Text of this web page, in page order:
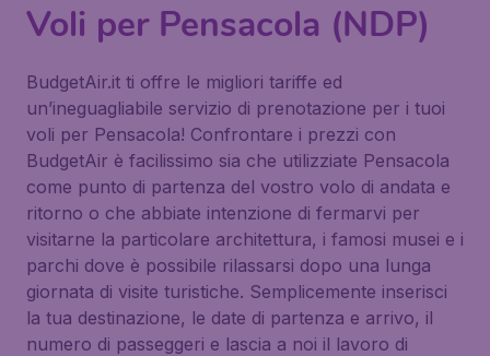
Voli per Pensacola (NDP)
BudgetAir.it ti offre le migliori tariffe ed
un’ineguagliabile servizio di prenotazione per i tuoi
voli per Pensacola! Confrontare i prezzi con
BudgetAir è facilissimo sia che utilizziate Pensacola
come punto di partenza del vostro volo di andata e
ritorno o che abbiate intenzione di fermarvi per
visitarne la particolare architettura, i famosi musei e i
parchi dove è possibile rilassarsi dopo una lunga
giornata di visite turistiche. Semplicemente inserisci
la tua destinazione, le date di partenza e arrivo, il
numero di passeggeri e lascia a noi il lavoro di